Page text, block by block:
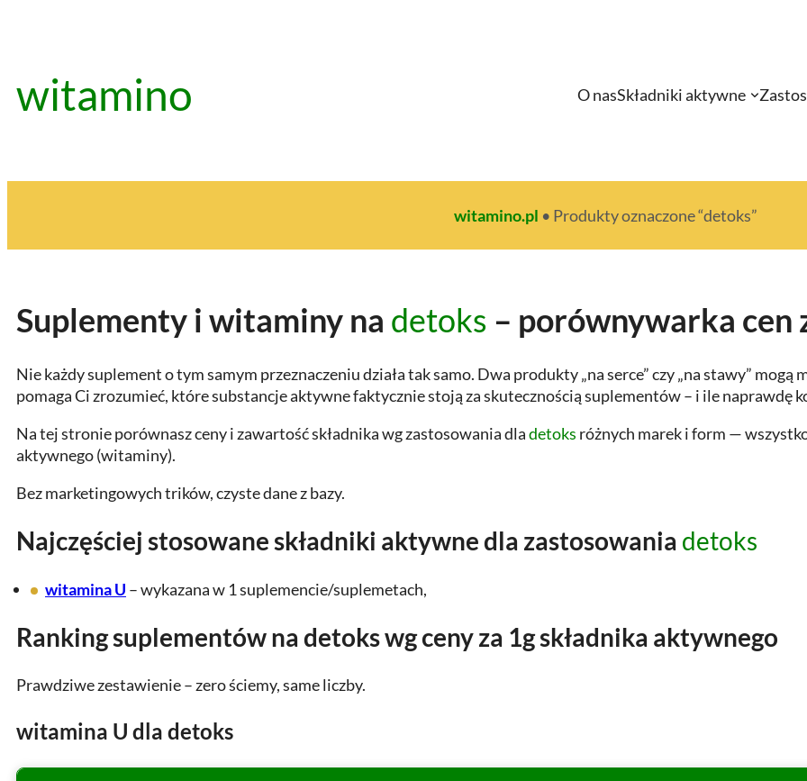
witamino O nasSkładniki aktywne
witamino.pl • Produkty oznaczone “detoks”
Suplementy i witaminy na detoks – porównywarka cen
Nie każdy suplement o tym samym przeznaczeniu działa tak samo. Dwa produkty „na serce” czy „na stawy” mogą
pomaga Ci zrozumieć, które substancje aktywne faktycznie stoją za skutecznością suplementów – i ile naprawdę
Na tej stronie porównasz ceny i zawartość składnika wg zastosowania dladetoks różnych marek i form —
aktywnego (witaminy).
Bez marketingowych trików, czyste dane z bazy.
Najczęściej stosowane składniki aktywne dla zastosowania detoks
witamina U – wykazana w 1 suplemencie/suplemetach,
Ranking suplementów na detoks wg ceny za 1g składnika aktywnego
Prawdziwe zestawienie – zero ściemy, same liczby.
witamina U dla detoks